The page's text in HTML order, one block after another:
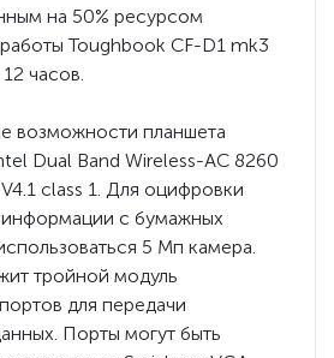
на 50% ресурсом
Toughbook CF-D1 mk3
часов.
возможности планшета
Dual Band Wireless-AC 8260
class 1. Для оцифровки
с бумажных
5 Мп камера.
тройной модуль
для передачи
Порты могут быть